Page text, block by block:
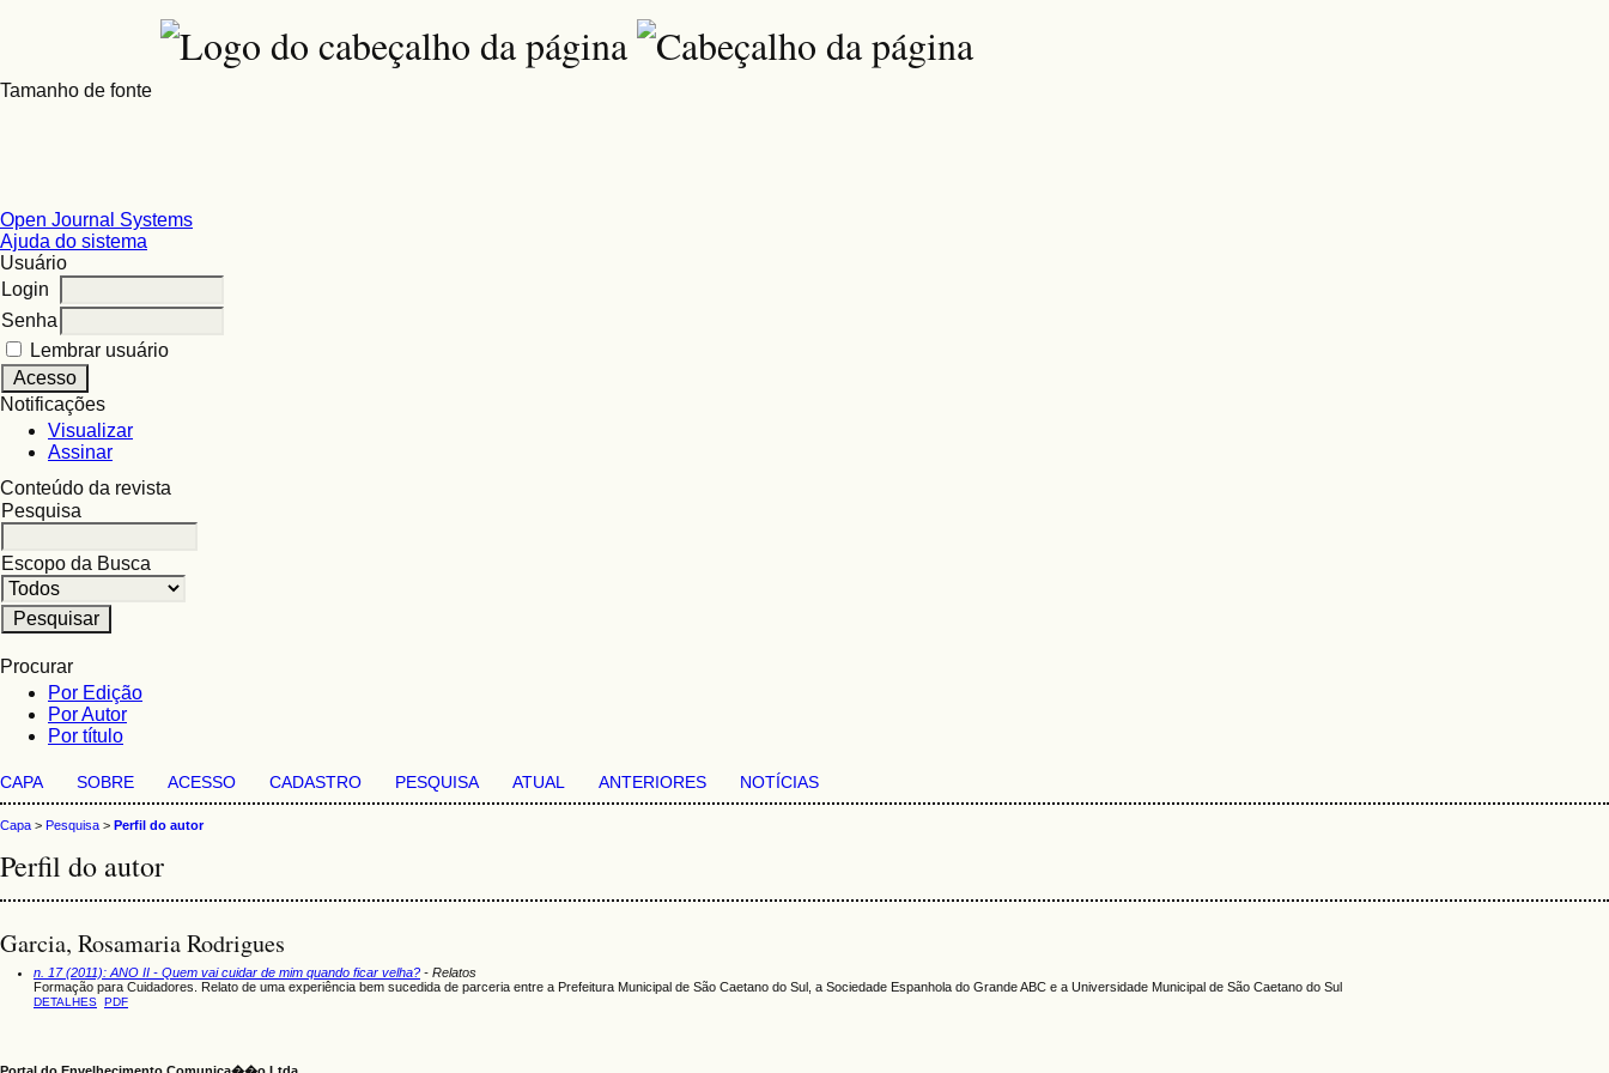
Tamanho de fonte
Open Journal Systems
Ajuda do sistema
Usuário
Login
Senha
Lembrar usuário
Notificações
Visualizar
Assinar
Conteúdo da revista
Pesquisa
Escopo da Busca
Procurar
Por Edição
Por Autor
Por título
CAPA SOBRE ACESSO CADASTRO PESQUISA ATUAL ANTERIORES NOTÍCIAS
Capa > Pesquisa > Perfil do autor
Perfil do autor
Garcia, Rosamaria Rodrigues
n. 17 (2011): ANO II - Quem vai cuidar de mim quando ficar velha? - Relatos
Formação para Cuidadores. Relato de uma experiência bem sucedida de parceria entre a Prefeitura Municipal de São Caetano do Sul, a Sociedade Espanhola do Grande ABC e a Universidade Municipal de São Caetano do Sul
DETALHES PDF